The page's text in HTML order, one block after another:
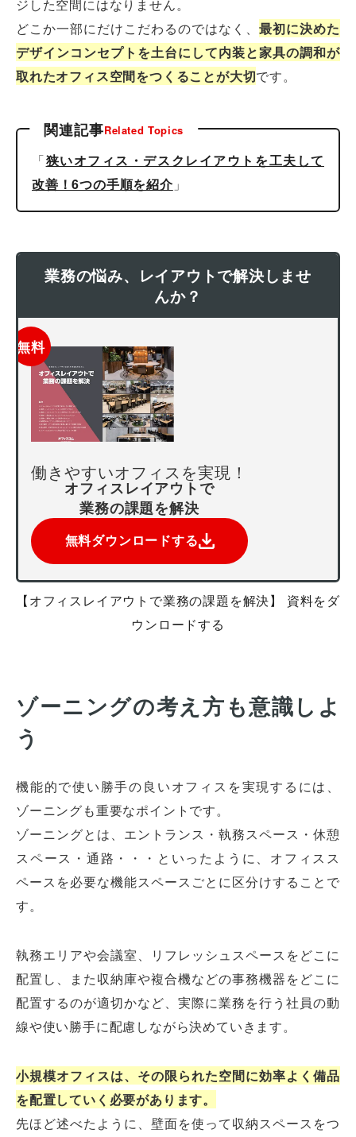
ジした空間にはなりません。
どこか一部にだけこだわるのではなく、最初に決めた
デザインコンセプトを土台にして内装と家具の調和が
取れたオフィス空間をつくることが大切です。
関連記事Related Topics
「狭いオフィス・デスクレイアウトを工夫して
改善！6つの手順を紹介」
業務の悩み、レイアウトで解決しませ
んか？
無料
働きやすいオフィスを実現！
オフィスレイアウトで
業務の課題を解決
無料ダウンロードする
【オフィスレイアウトで業務の課題を解決】 資料をダ
ウンロードする
ゾーニングの考え方も意識しよ
う
機能的で使い勝手の良いオフィスを実現するには、
ゾーニングも重要なポイントです。
ゾーニングとは、エントランス・執務スペース・休憩
スペース・通路・・・といったように、オフィスス
ペースを必要な機能スペースごとに区分けすることで
す。
執務エリアや会議室、リフレッシュスペースをどこに
配置し、また収納庫や複合機などの事務機器をどこに
配置するのが適切かなど、実際に業務を行う社員の動
線や使い勝手に配慮しながら決めていきます。
小規模オフィスは、その限られた空間に効率よく備品
を配置していく必要があります。
先ほど述べたように、壁面を使って収納スペースをつ